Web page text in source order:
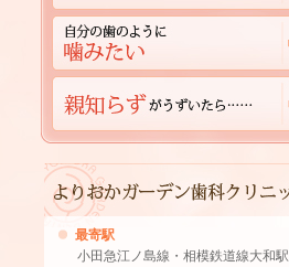
最寄駅
小田急江ノ島線・相模鉄道線大和駅